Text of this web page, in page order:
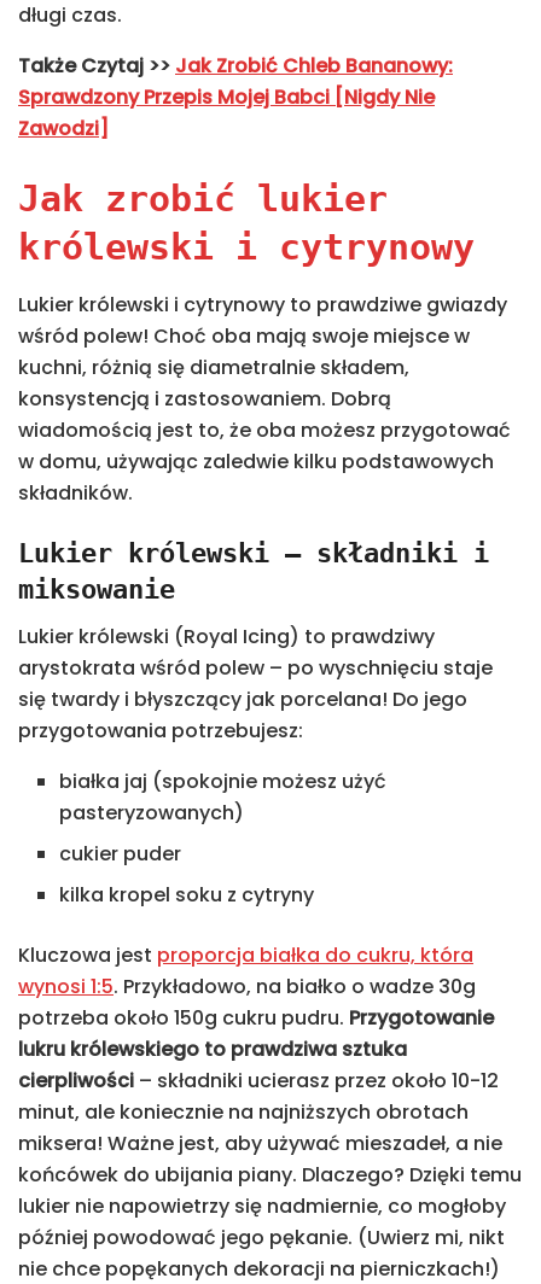
długi czas.
Także Czytaj >> Jak Zrobić Chleb Bananowy:
Sprawdzony Przepis Mojej Babci [Nigdy Nie
Zawodzi]
Jak zrobić lukier
królewski i cytrynowy
Lukier królewski i cytrynowy to prawdziwe gwiazdy
wśród polew! Choć oba mają swoje miejsce w
kuchni, różnią się diametralnie składem,
konsystencją i zastosowaniem. Dobrą
wiadomością jest to, że oba możesz przygotować
w domu, używając zaledwie kilku podstawowych
składników.
Lukier królewski – składniki i
miksowanie
Lukier królewski (Royal Icing) to prawdziwy
arystokrata wśród polew – po wyschnięciu staje
się twardy i błyszczący jak porcelana! Do jego
przygotowania potrzebujesz:
białka jaj (spokojnie możesz użyć
pasteryzowanych)
cukier puder
kilka kropel soku z cytryny
Kluczowa jest proporcja białka do cukru, która
wynosi 1:5. Przykładowo, na białko o wadze 30g
potrzeba około 150g cukru pudru. Przygotowanie
lukru królewskiego to prawdziwa sztuka
cierpliwości – składniki ucierasz przez około 10-12
minut, ale koniecznie na najniższych obrotach
miksera! Ważne jest, aby używać mieszadeł, a nie
końcówek do ubijania piany. Dlaczego? Dzięki temu
lukier nie napowietrzy się nadmiernie, co mogłoby
później powodować jego pękanie. (Uwierz mi, nikt
nie chce popękanych dekoracji na pierniczkach!)